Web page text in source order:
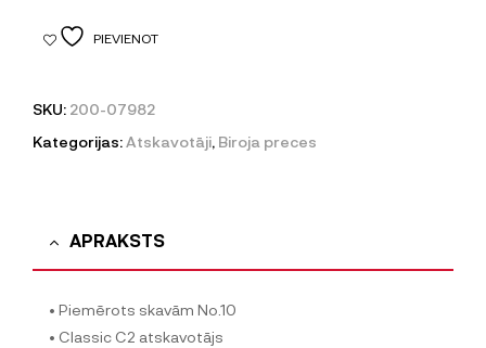
PIEVIENOT
SKU: 200-07982
Kategorijas:Atskavotāji, Biroja preces
APRAKSTS
• Piemērots skavām No.10
• Classic C2 atskavotājs